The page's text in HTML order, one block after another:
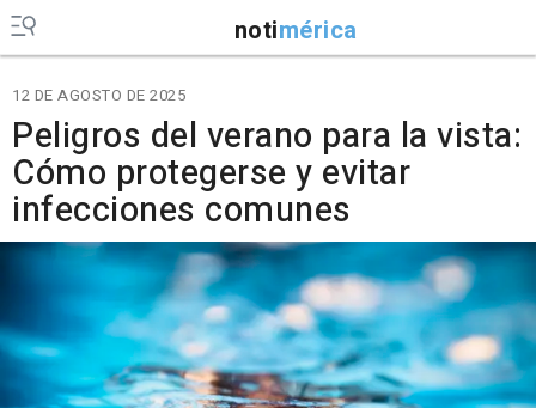
notimérica
12 DE AGOSTO DE 2025
Peligros del verano para la vista:
Cómo protegerse y evitar
infecciones comunes